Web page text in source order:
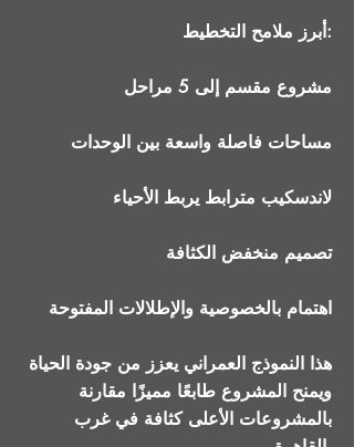
أبرز ملامح التخطيط:
مشروع مقسم إلى 5 مراحل
مساحات فاصلة واسعة بين الوحدات
لاندسكيب مترابط يربط الأحياء
تصميم منخفض الكثافة
اهتمام بالخصوصية والإطلالات المفتوحة
هذا النموذج العمراني يعزز من جودة الحياة
ويمنح المشروع طابعًا مميزًا مقارنة
بالمشروعات الأعلى كثافة في غرب